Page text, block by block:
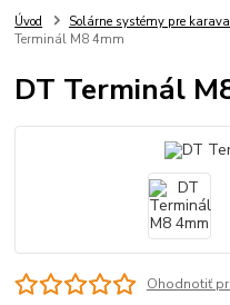
Úvod Solárne systémy pre
Terminál M8 4mm
DT Terminál
Ohodnotiť